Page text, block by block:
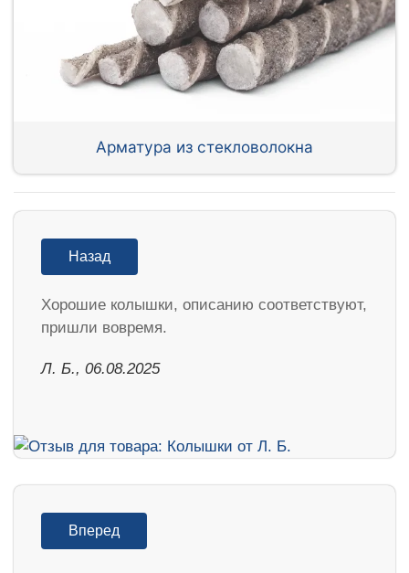
Арматура из стекловолокна
Назад
Хорошие колышки, описанию соответствуют,
пришли вовремя.
Л. Б., 06.08.2025
Вперед